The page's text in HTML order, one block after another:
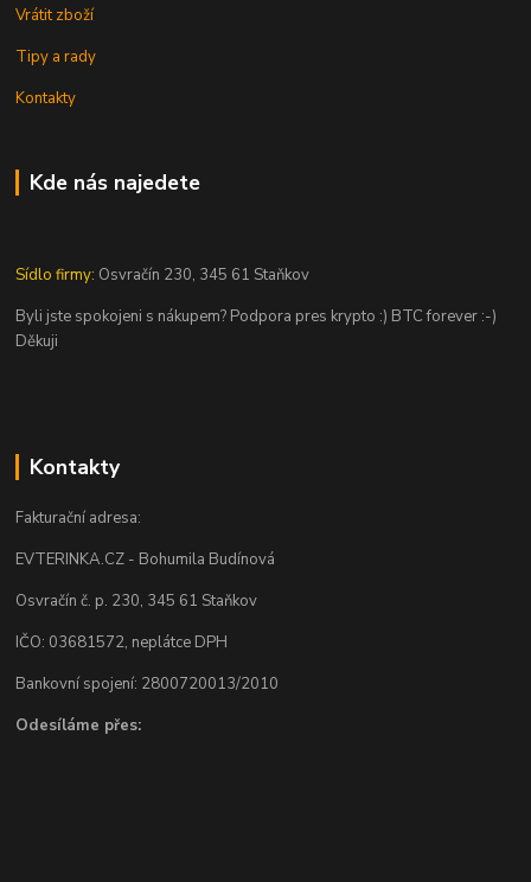
Vrátit zboží
Tipy a rady
Kontakty
Kde nás najedete
Sídlo firmy: Osvračín 230, 345 61 Staňkov
Byli jste spokojeni s nákupem? Podpora pres krypto :) BTC forever :-)
Děkuji
Kontakty
Fakturační adresa:
EVTERINKA.CZ - Bohumila Budínová
Osvračín č. p. 230, 345 61 Staňkov
IČO: 03681572, neplátce DPH
Bankovní spojení: 2800720013/2010
Odesíláme přes: